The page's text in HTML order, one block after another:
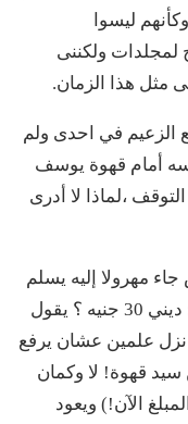
ليسوا
لمجلدات ولكننى
مثل هذا الزمان.
الزعيم في احدى ولم
أمام قهوة يوسف
،لماذا لا أدرى
مهرولا إليه يسلم
عليه ويحيه … فيبادره الزعيم الأزهرى : ديني 30 جنيه ؟ يقول
نزل علمين عشان يرفع
يستدين 30 جنيه من سيد قهوة! لا وكمان
الآن!) ويعود